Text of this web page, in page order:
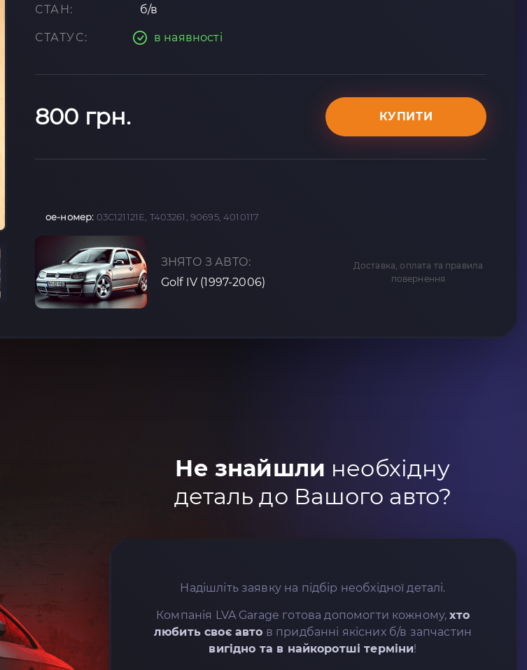
СТАН: б/в
СТАТУС: в наявності
800 грн. КУПИТИ
oe-номер: 03C121121E, T403261, 90695, 4010117
ЗНЯТО З АВТО:
Golf IV (1997-2006)
Доставка, оплата та правила
повернення
Не знайшли необхідну
деталь до Вашого авто?
Надішліть заявку на підбір необхідної деталі.
Компанія LVA Garage готова допомогти кожному,хто
любить своє авто в придбанні якісних б/в запчастин
вигідно та в найкоротші терміни!